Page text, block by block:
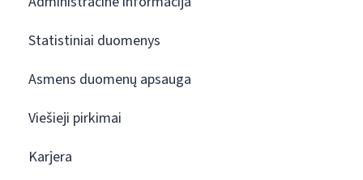
Statistiniai duomenys
Asmens duomenų apsauga
Viešieji pirkimai
Karjera